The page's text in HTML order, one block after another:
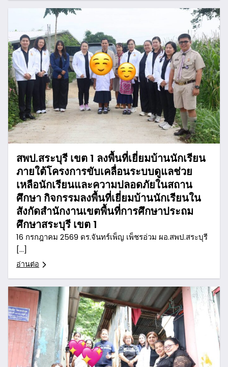
สพป.สระบุรี เขต 1 ลงพื้นที่เยี่ยมบ้านนักเรียน
ภายใต้โครงการขับเคลื่อนระบบดูแลช่วย
เหลือนักเรียนและความปลอดภัยในสถาน
ศึกษา กิจกรรมลงพื้นที่เยี่ยมบ้านนักเรียนใน
สังกัดสำนักงานเขตพื้นที่การศึกษาประถม
ศึกษาสระบุรี เขต 1
16 กรกฎาคม 2569 ดร.จันทร์เพ็ญ เพ็ชรอ่วม ผอ.สพป.สระบุรี
[…]
อ่านต่อ